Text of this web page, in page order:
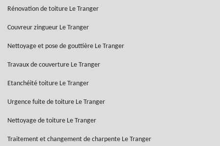
Rénovation de toiture Le Tranger
Couvreur zingueur Le Tranger
Nettoyage et pose de gouttière Le Tranger
Travaux de couverture Le Tranger
Etanchéité toiture Le Tranger
Urgence fuite de toiture Le Tranger
Nettoyage de toiture Le Tranger
Traitement et changement de charpente Le Tranger